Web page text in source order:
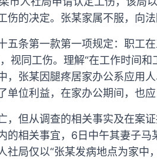
的决定。张某家属不服，向法
五条第一款第一项规定：职工
视同工伤。理解“在工作时间和
，张某因腿疼居家办公系应用
位利益，在家办公期间，也应
，但从调查的相关事实及在案
的相关事宜，6日中午其妻子马
社局仅以“张某发病地点为家中